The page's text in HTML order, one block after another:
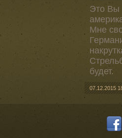
Это Вы
Мне
будет.
07.12.2015